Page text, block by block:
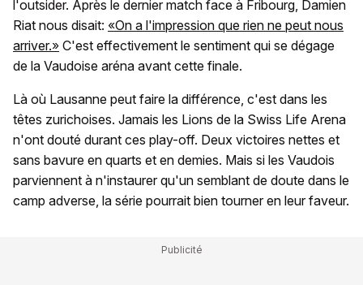
l'outsider. Après le dernier match face à Fribourg, Damien
Riat nous disait: «On a l'impression que rien ne peut nous
arriver.» C'est effectivement le sentiment qui se dégage
de la Vaudoise aréna avant cette finale.
Là où Lausanne peut faire la différence, c'est dans les
têtes zurichoises. Jamais les Lions de la Swiss Life Arena
n'ont douté durant ces play-off. Deux victoires nettes et
sans bavure en quarts et en demies. Mais si les Vaudois
parviennent à n'instaurer qu'un semblant de doute dans le
camp adverse, la série pourrait bien tourner en leur faveur.